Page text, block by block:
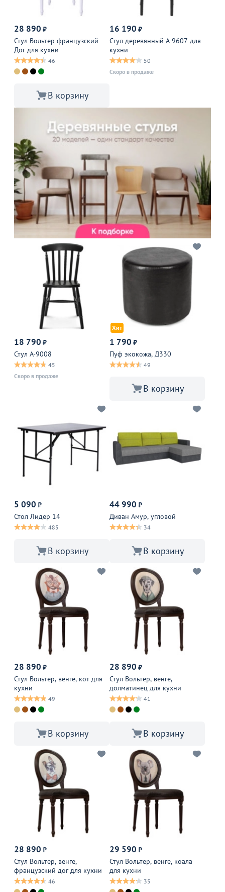
28 890 ₽
Стул Вольтер французский
Дог для кухни
46
В корзину
16 190 ₽
Стул деревянный А-9607 для
кухни
50
Скоро в продаже
18 790 ₽
Стул A-9008
45
Скоро в продаже
Хит
1 790 ₽
Пуф экокожа, Д330
49
В корзину
5 090 ₽
Стол Лидер 14
485
В корзину
44 990 ₽
Диван Амур, угловой
34
В корзину
28 890 ₽
Стул Вольтер, венге, кот для
кухни
49
В корзину
28 890 ₽
Стул Вольтер, венге,
долматинец для кухни
41
В корзину
28 890 ₽
Стул Вольтер, венге,
французский дог для кухни
46
29 590 ₽
Стул Вольтер, венге, коала
для кухни
35